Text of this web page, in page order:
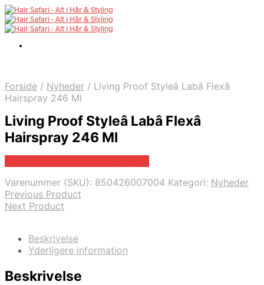
Forside / Nyheder / Living Proof Styleâ Labâ Flexâ
Hairspray 246 Ml
Living Proof Styleâ Labâ Flexâ
Hairspray 246 Ml
Varenummer (SKU): 850426007004 Kategori: Nyheder
Previous Product
Next Product
Beskrivelse
Yderligere information
Beskrivelse